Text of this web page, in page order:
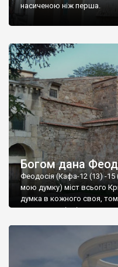
насиченою ніж перша.
Богом дана
Феодосія (Кафа-12 (13) -15
мою думку) міст всього
думка в кожного своя,
запрошую відвідати це